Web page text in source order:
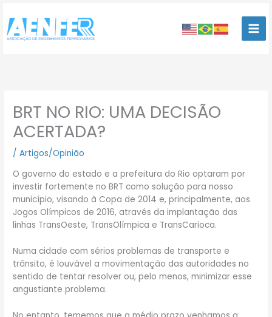
para
conteúdo
BRT NO RIO: UMA DECISÃO
ACERTADA?
/Artigos/Opinião
O governo do estado e a prefeitura do Rio optaram por
investir fortemente no BRT como solução para nosso
município, visando à Copa de 2014 e, principalmente, aos
Jogos Olímpicos de 2016, através da implantação das
linhas TransOeste, TransOlímpica e TransCarioca.
Numa cidade com sérios problemas de transporte e
trânsito, é louvável a movimentação das autoridades no
sentido de tentar resolver ou, pelo menos, minimizar esse
angustiante problema.